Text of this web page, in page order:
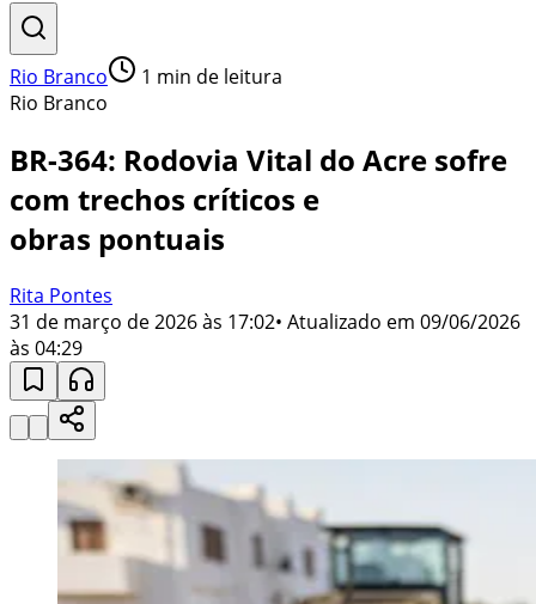
Rio Branco 1 min de leitura
Rio Branco
BR-364: Rodovia Vital do Acre sofre
com trechos críticos e
obras pontuais
Rita Pontes
31 de março de 2026 às 17:02• Atualizado em 09/06/2026
às 04:29